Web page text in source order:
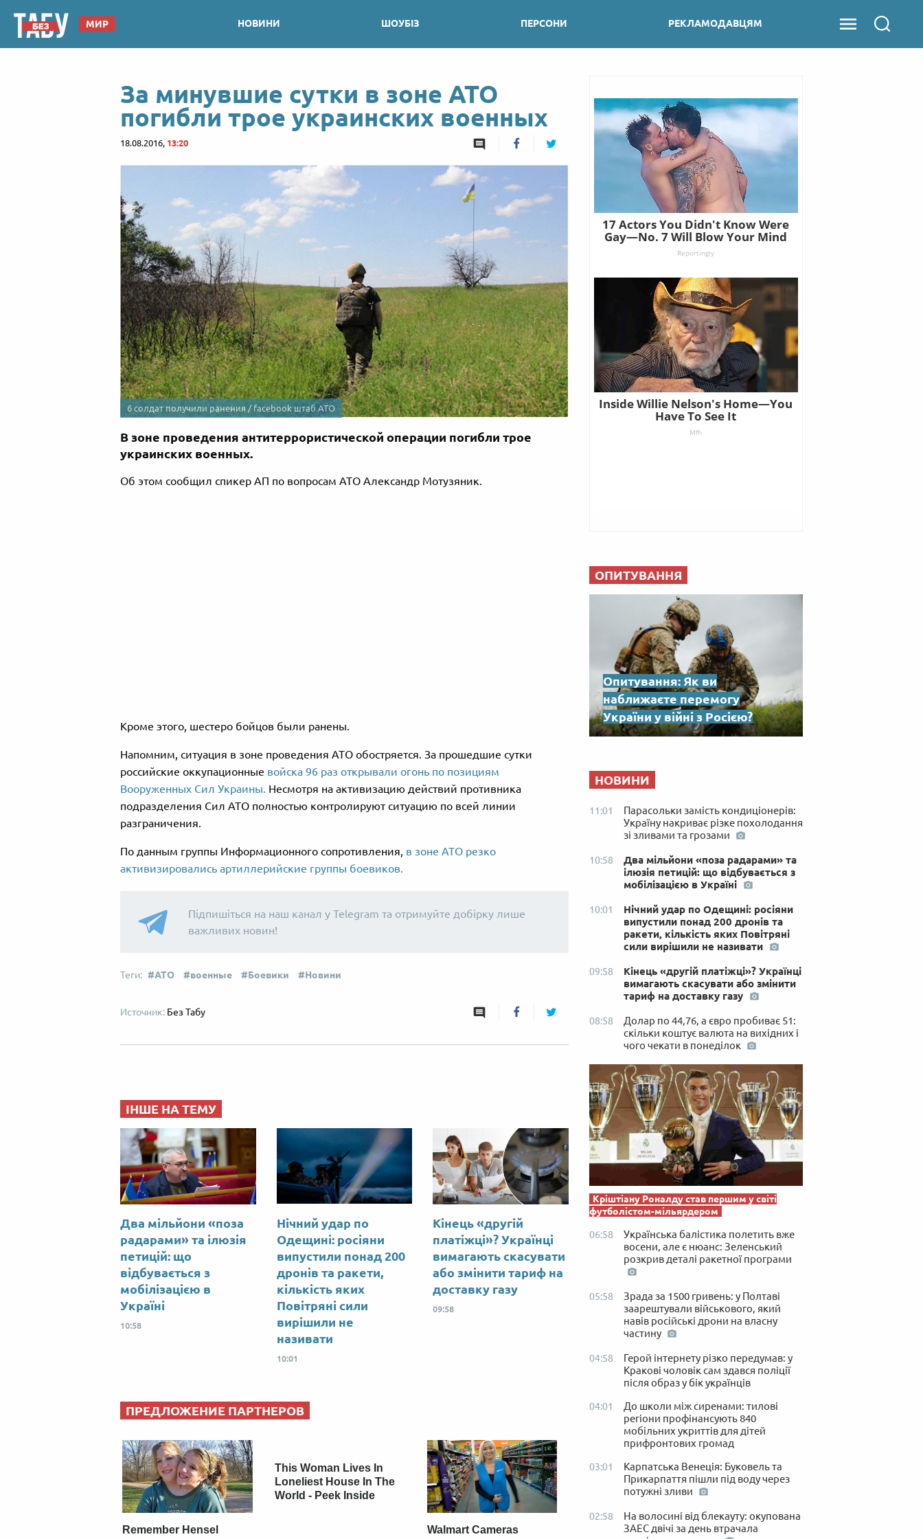
МИР НОВИНИ ШОУБІЗ ПЕРСОНИ РЕКЛАМОДАВЦЯМ
За минувшие сутки в зоне АТО
погибли трое украинских военных
18.08.2016, 13:20
6 солдат получили ранения / facebook штаб АТО
В зоне проведения антитеррористической операции погибли трое
украинских военных.
Об этом сообщил спикер АП по вопросам АТО Александр Мотузяник.
Кроме этого, шестеро бойцов были ранены.
Напомним, ситуация в зоне проведения АТО обостряется. За прошедшие сутки
российские оккупационные войска 96 раз открывали огонь по позициям
Вооруженных Сил Украины. Несмотря на активизацию действий противника
подразделения Сил АТО полностью контролируют ситуацию по всей линии
разграничения.
По данным группы Информационного сопротивления, в зоне АТО резко
активизировались артиллерийские группы боевиков.
Підпишіться на наш канал у Telegram та отримуйте добірку лише
важливих новин!
АТО военные Боевики Новини
Без Табу
ІНШЕ НА ТЕМУ
Два мільйони «поза
радарами» та ілюзія
петицій: що
відбувається з
мобілізацією в
Україні
10:58
Нічний удар по
Одещині: росіяни
випустили понад 200
дронів та ракети,
кількість яких
Повітряні сили
вирішили не
називати
10:01
Кінець «другій
платіжці»? Українці
вимагають скасувати
або змінити тариф на
доставку газу
09:58
ПРЕДЛОЖЕНИЕ ПАРТНЕРОВ
Remember Hensel
This Woman Lives In
Loneliest House In The
World - Peek Inside
Walmart Cameras
ОПИТУВАННЯ
Опитування: Як ви
наближаєте перемогу
України у війні з Росією?
НОВИНИ
11:01
Парасольки замість кондиціонерів:
Україну накриває різке похолодання
зі зливами та грозами
10:58
Два мільйони «поза радарами» та
ілюзія петицій: що відбувається з
мобілізацією в Україні
10:01
Нічний удар по Одещині: росіяни
випустили понад 200 дронів та
ракети, кількість яких Повітряні
сили вирішили не називати
09:58
Кінець «другій платіжці»? Українці
вимагають скасувати або змінити
тариф на доставку газу
08:58
Долар по 44,76, а євро пробиває 51:
скільки коштує валюта на вихідних і
чого чекати в понеділок
Кріштіану Роналду став першим у світі
футболістом-мільярдером
06:58
Українська балістика полетить вже
восени, але є нюанс: Зеленський
розкрив деталі ракетної програми
05:58
Зрада за 1500 гривень: у Полтаві
заарештували військового, який
навів російські дрони на власну
частину
04:58
Герой інтернету різко передумав: у
Кракові чоловік сам здався поліції
після образ у бік українців
04:01
До школи між сиренами: тилові
регіони профінансують 840
мобільних укриттів для дітей
прифронтових громад
03:01
Карпатська Венеція: Буковель та
Прикарпаття пішли під воду через
потужні зливи
02:58
На волосині від блекауту: окупована
ЗАЕС двічі за день втрачала